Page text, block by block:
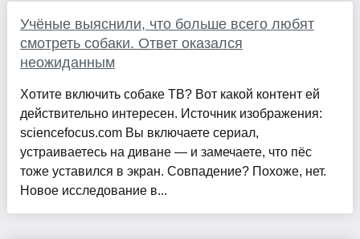
Учёные выяснили, что больше всего любят
смотреть собаки. Ответ оказался
неожиданным
Хотите включить собаке ТВ? Вот какой контент ей
действительно интересен. Источник изображения:
sciencefocus.com Вы включаете сериал,
устраиваетесь на диване — и замечаете, что пёс
тоже уставился в экран. Совпадение? Похоже, нет.
Новое исследование в...